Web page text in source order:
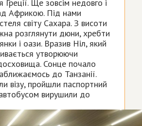
Греції. Ще зовсім недовго і
Африкою. Під нами
світу Сахара. З висоти
розглянути дюни, хребти
і оази. Вразив Ніл, який
утворюючи
Сонце почало
до Танзанії.
візу, пройшли паспортний
вирушили до